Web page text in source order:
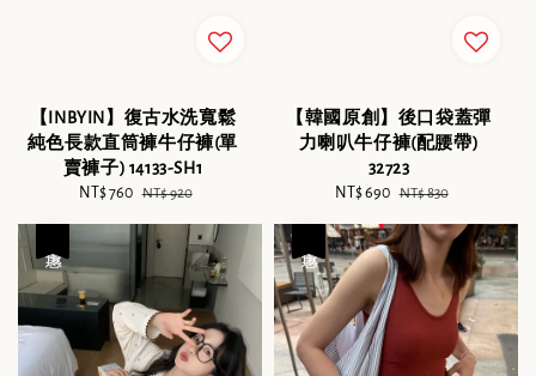
【INBYIN】復古水洗寬鬆
純色長款直筒褲牛仔褲(單
賣褲子) 14133-SH1
Sale
NT$ 760 Regular
NT$ 920
【韓國原創】後口袋蓋彈
力喇叭牛仔褲(配腰帶)
32723
Sale
NT$ 690 Regular
NT$ 830